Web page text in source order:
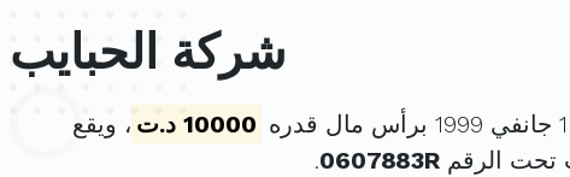
شركة الحبايب
10000 د.ت
، ويقع
تحت الرقم 0607883R
.